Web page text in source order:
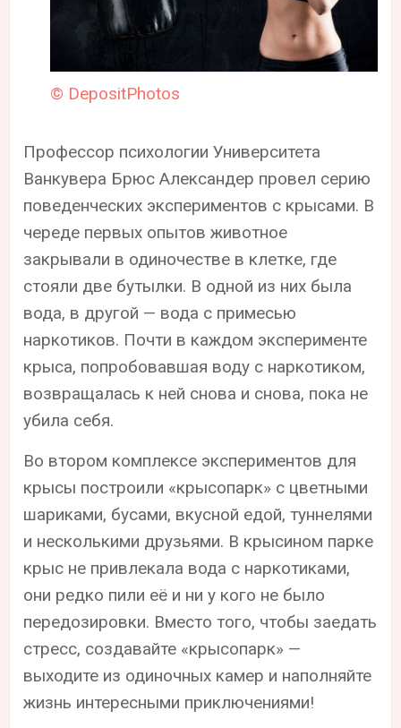
© DepositPhotos
Профессор психологии Университета
Ванкувера Брюс Александер провел серию
поведенческих экспериментов с крысами. В
череде первых опытов животное
закрывали в одиночестве в клетке, где
стояли две бутылки. В одной из них была
вода, в другой — вода с примесью
наркотиков. Почти в каждом эксперименте
крыса, попробовавшая воду с наркотиком,
возвращалась к ней снова и снова, пока не
убила себя.
Во втором комплексе экспериментов для
крысы построили «крысопарк» с цветными
шариками, бусами, вкусной едой, туннелями
и несколькими друзьями. В крысином парке
крыс не привлекала вода с наркотиками,
они редко пили её и ни у кого не было
передозировки. Вместо того, чтобы заедать
стресс, создавайте «крысопарк» —
выходите из одиночных камер и наполняйте
жизнь интересными приключениями!